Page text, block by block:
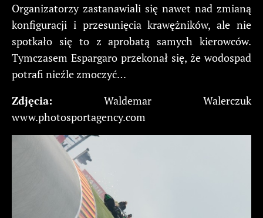
Organizatorzy zastanawiali się nawet nad zmianą
konfiguracji i przesunięcia krawężników, ale nie
spotkało się to z aprobatą samych kierowców.
Tymczasem Espargaro przekonał się, że wodospad
potrafi nieźle zmoczyć…
Zdjęcia: Waldemar Walerczuk
www.photosportagency.com